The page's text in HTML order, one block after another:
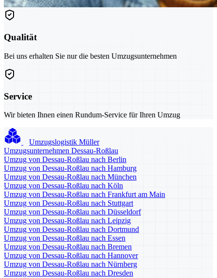
Qualität
Bei uns erhalten Sie nur die besten Umzugsunternehmen
Service
Wir bieten Ihnen einen Rundum-Service für Ihren Umzug
Umzugslogistik Müller
Umzugsunternehmen Dessau-Roßlau
Umzug von Dessau-Roßlau nach Berlin
Umzug von Dessau-Roßlau nach Hamburg
Umzug von Dessau-Roßlau nach München
Umzug von Dessau-Roßlau nach Köln
Umzug von Dessau-Roßlau nach Frankfurt am Main
Umzug von Dessau-Roßlau nach Stuttgart
Umzug von Dessau-Roßlau nach Düsseldorf
Umzug von Dessau-Roßlau nach Leipzig
Umzug von Dessau-Roßlau nach Dortmund
Umzug von Dessau-Roßlau nach Essen
Umzug von Dessau-Roßlau nach Bremen
Umzug von Dessau-Roßlau nach Hannover
Umzug von Dessau-Roßlau nach Nürnberg
Umzug von Dessau-Roßlau nach Dresden